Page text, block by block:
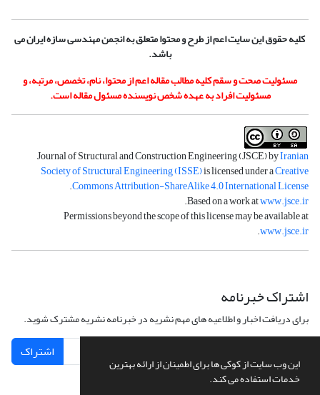
این وب سایت از کوکی ها برای اطمینان از ارائه بهترین
خدمات استفاده می کند.
کلیه حقوق این سایت اعم از طرح و محتوا متعلق به انجمن مهندسی سازه ایران می
باشد.
مسئولیت صحت و سقم کلیه مطالب مقاله اعم از محتوا، نام، تخصص، مرتبه، و
مسئولیت افراد به عهده شخص نویسنده مسئول مقاله است.
Journal of Structural and Construction Engineering (JSCE) byIranian
Society of Structural Engineering (ISSE)is licensed under aCreative
Commons Attribution-ShareAlike 4.0 International License
.
Based on a work atwww.jsce.ir
.
Permissions beyond the scope of this license may be available at
www.jsce.ir
.
اشتراک خبرنامه
برای دریافت اخبار و اطلاعیه های مهم نشریه در خبرنامه نشریه مشترک شوید.
اشتراک